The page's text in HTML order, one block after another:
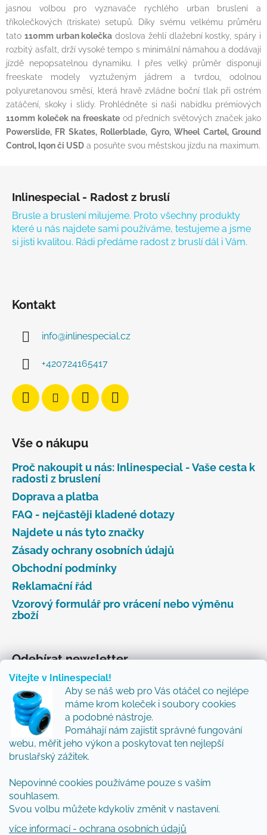
Vítejte v Inlinespecial!
Aby se náš web pro Vás otáčel co nejlépe
máme krom koleček i soubory cookies
a podobné nástroje.
Pomáhají nám zajistit správné fungování
webu, měřit jeho výkon a poskytovat ten nejlepší
bruslařský zážitek.
Nepovinné cookies používáme pouze s vaším
souhlasem.
Svou volbu můžete kdykoliv změnit v nastavení.
více informací - ochrana osobních údajů
jasnou volbou pro vyznavače rychlého urban bruslení a
tříkolečkových (triskate) setupů. Díky svému velkému průměru
tato 110mm urban kolečka doslova žehlí dlažební kostky, spáry i
rozbitý asfalt, drží vysoké tempo s minimální námahou a dodávají
jízdě nepopsatelnou dynamiku. I přes velký průměr disponují
freeskate modely vyztuženým jádrem a tvrdou, odolnou
polyuretanovou směsí, která hravě zvládne boční tlak při ostrém
zatáčení, skoky i slidy. Prohlédněte si naši nabídku prémiových
110mm koleček na freeskateod předních světových značek jako
Powerslide, FR Skates, Rollerblade, Gyro, Wheel Cartel, Ground
Control, Iqon či USD a posuňte svou městskou jízdu na maximum.
Inlinespecial - Radost z bruslí
Brusle a bruslení milujeme. Proto všechny produkty
které u nás najdete sami používáme, testujeme a jsme
si jisti kvalitou. Rádi předáme radost z bruslí dál i Vám.
Kontakt
info@inlinespecial.cz
+420724165417
Vše o nákupu
Proč nakoupit u nás: Inlinespecial - Vaše cesta k
radosti z bruslení
Doprava a platba
FAQ - nejčastěji kladené dotazy
Najdete u nás tyto značky
Zásady ochrany osobních údajů
Obchodní podmínky
Reklamační řád
Vzorový formulář pro vrácení nebo výměnu
zboží
Odebírat newsletter
Vložte svůj e-mail a my vám budeme zasílat informace
o nových produktech na našem e-shopu.
Přidejte se k nám a my Vám budeme zasílat ty nejlepší
novinky a tipy.
E-mail
Vložením e-mailu souhlasíte spodmínkami
ochrany osobních údajů
PŘIHLÁSIT SE